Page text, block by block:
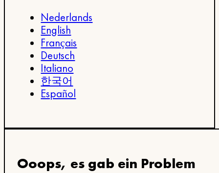
Nederlands
English
Français
Deutsch
Italiano
한국어
Español
Ooops, es gab ein Problem